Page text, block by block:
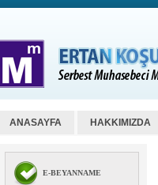
ANASAYFA HAKKIMIZDA
E-BEYANNAME